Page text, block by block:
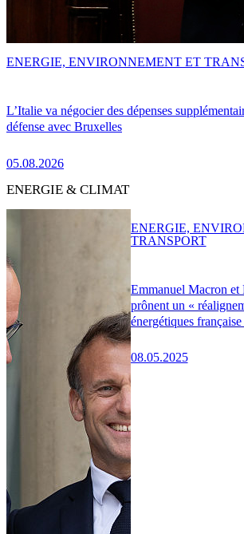
L’Italie va négocier des dépenses
défense avec Bruxelles
05.08.2026
ENERGIE, ENVIRONNEMENT ET
ENERGIE & CLIMAT
Emmanuel Macron et
prônent un «
énergétiques
08.05.2025
ENERGIE,
TRANSPORT